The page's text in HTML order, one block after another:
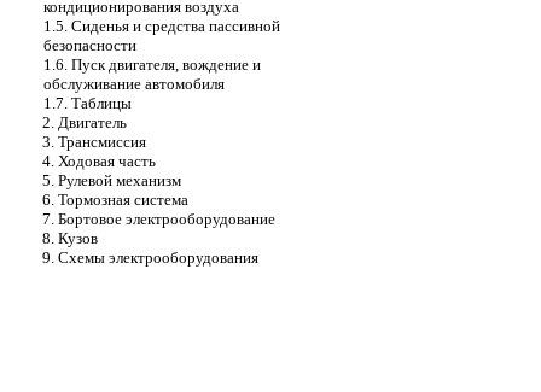
кондиционирования воздуха
1.5. Сиденья и средства пассивной
безопасности
1.6. Пуск двигателя, вождение и
обслуживание автомобиля
1.7. Таблицы
2. Двигатель
3. Трансмиссия
4. Ходовая часть
5. Рулевой механизм
6. Тормозная система
7. Бортовое электрооборудование
8. Кузов
9. Схемы электрооборудования